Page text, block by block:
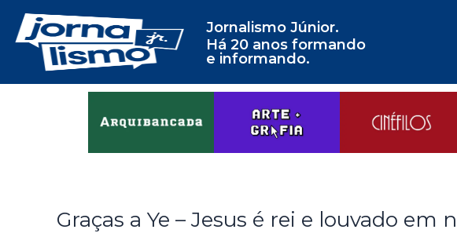
Jornalismo Júnior.
Há 20 anos formando
e informando.
Graças a Ye – Jesus é rei e louvado em